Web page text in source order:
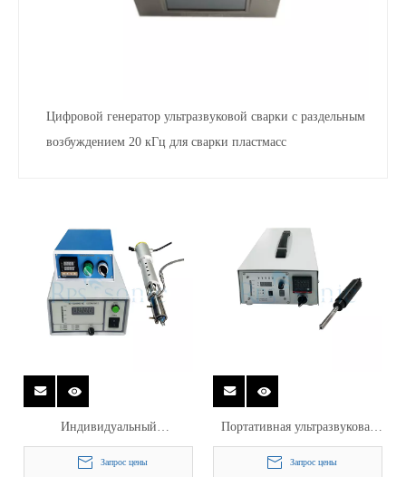
Цифровой генератор ультразвуковой сварки с раздельным
возбуждением 20 кГц для сварки пластмасс
Индивидуальный
ультразвуковой паяльный
аппарат с контролем
Запрос цены
Портативная ультразвуковая
паяльная машина 60 кГц для
лужения Sn ручного
Запрос цены